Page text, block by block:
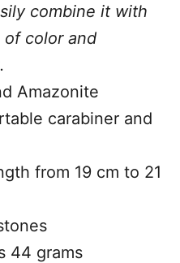
combine it with
color and
Amazonite
carabiner and
from 19 cm to 21
44 grams